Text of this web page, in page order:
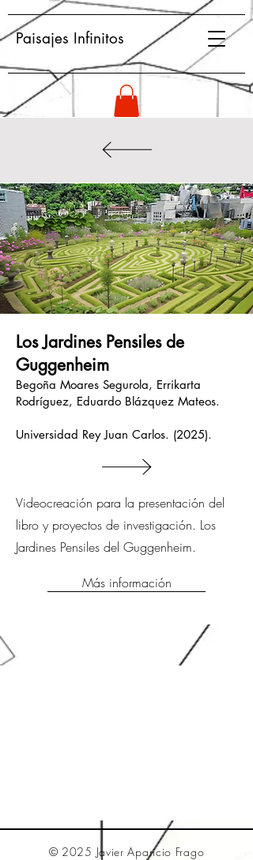
Paisajes Infinitos
Los Jardines Pensiles de
Guggenheim
Begoña Moares Segurola, Errikarta
Rodríguez, Eduardo Blázquez Mateos.
Universidad Rey Juan Carlos. (2025).
Videocreación para la presentación del
libro y proyectos de investigación. Los
Jardines Pensiles del Guggenheim.
Más información
© 2025 Javier Aparicio Frago